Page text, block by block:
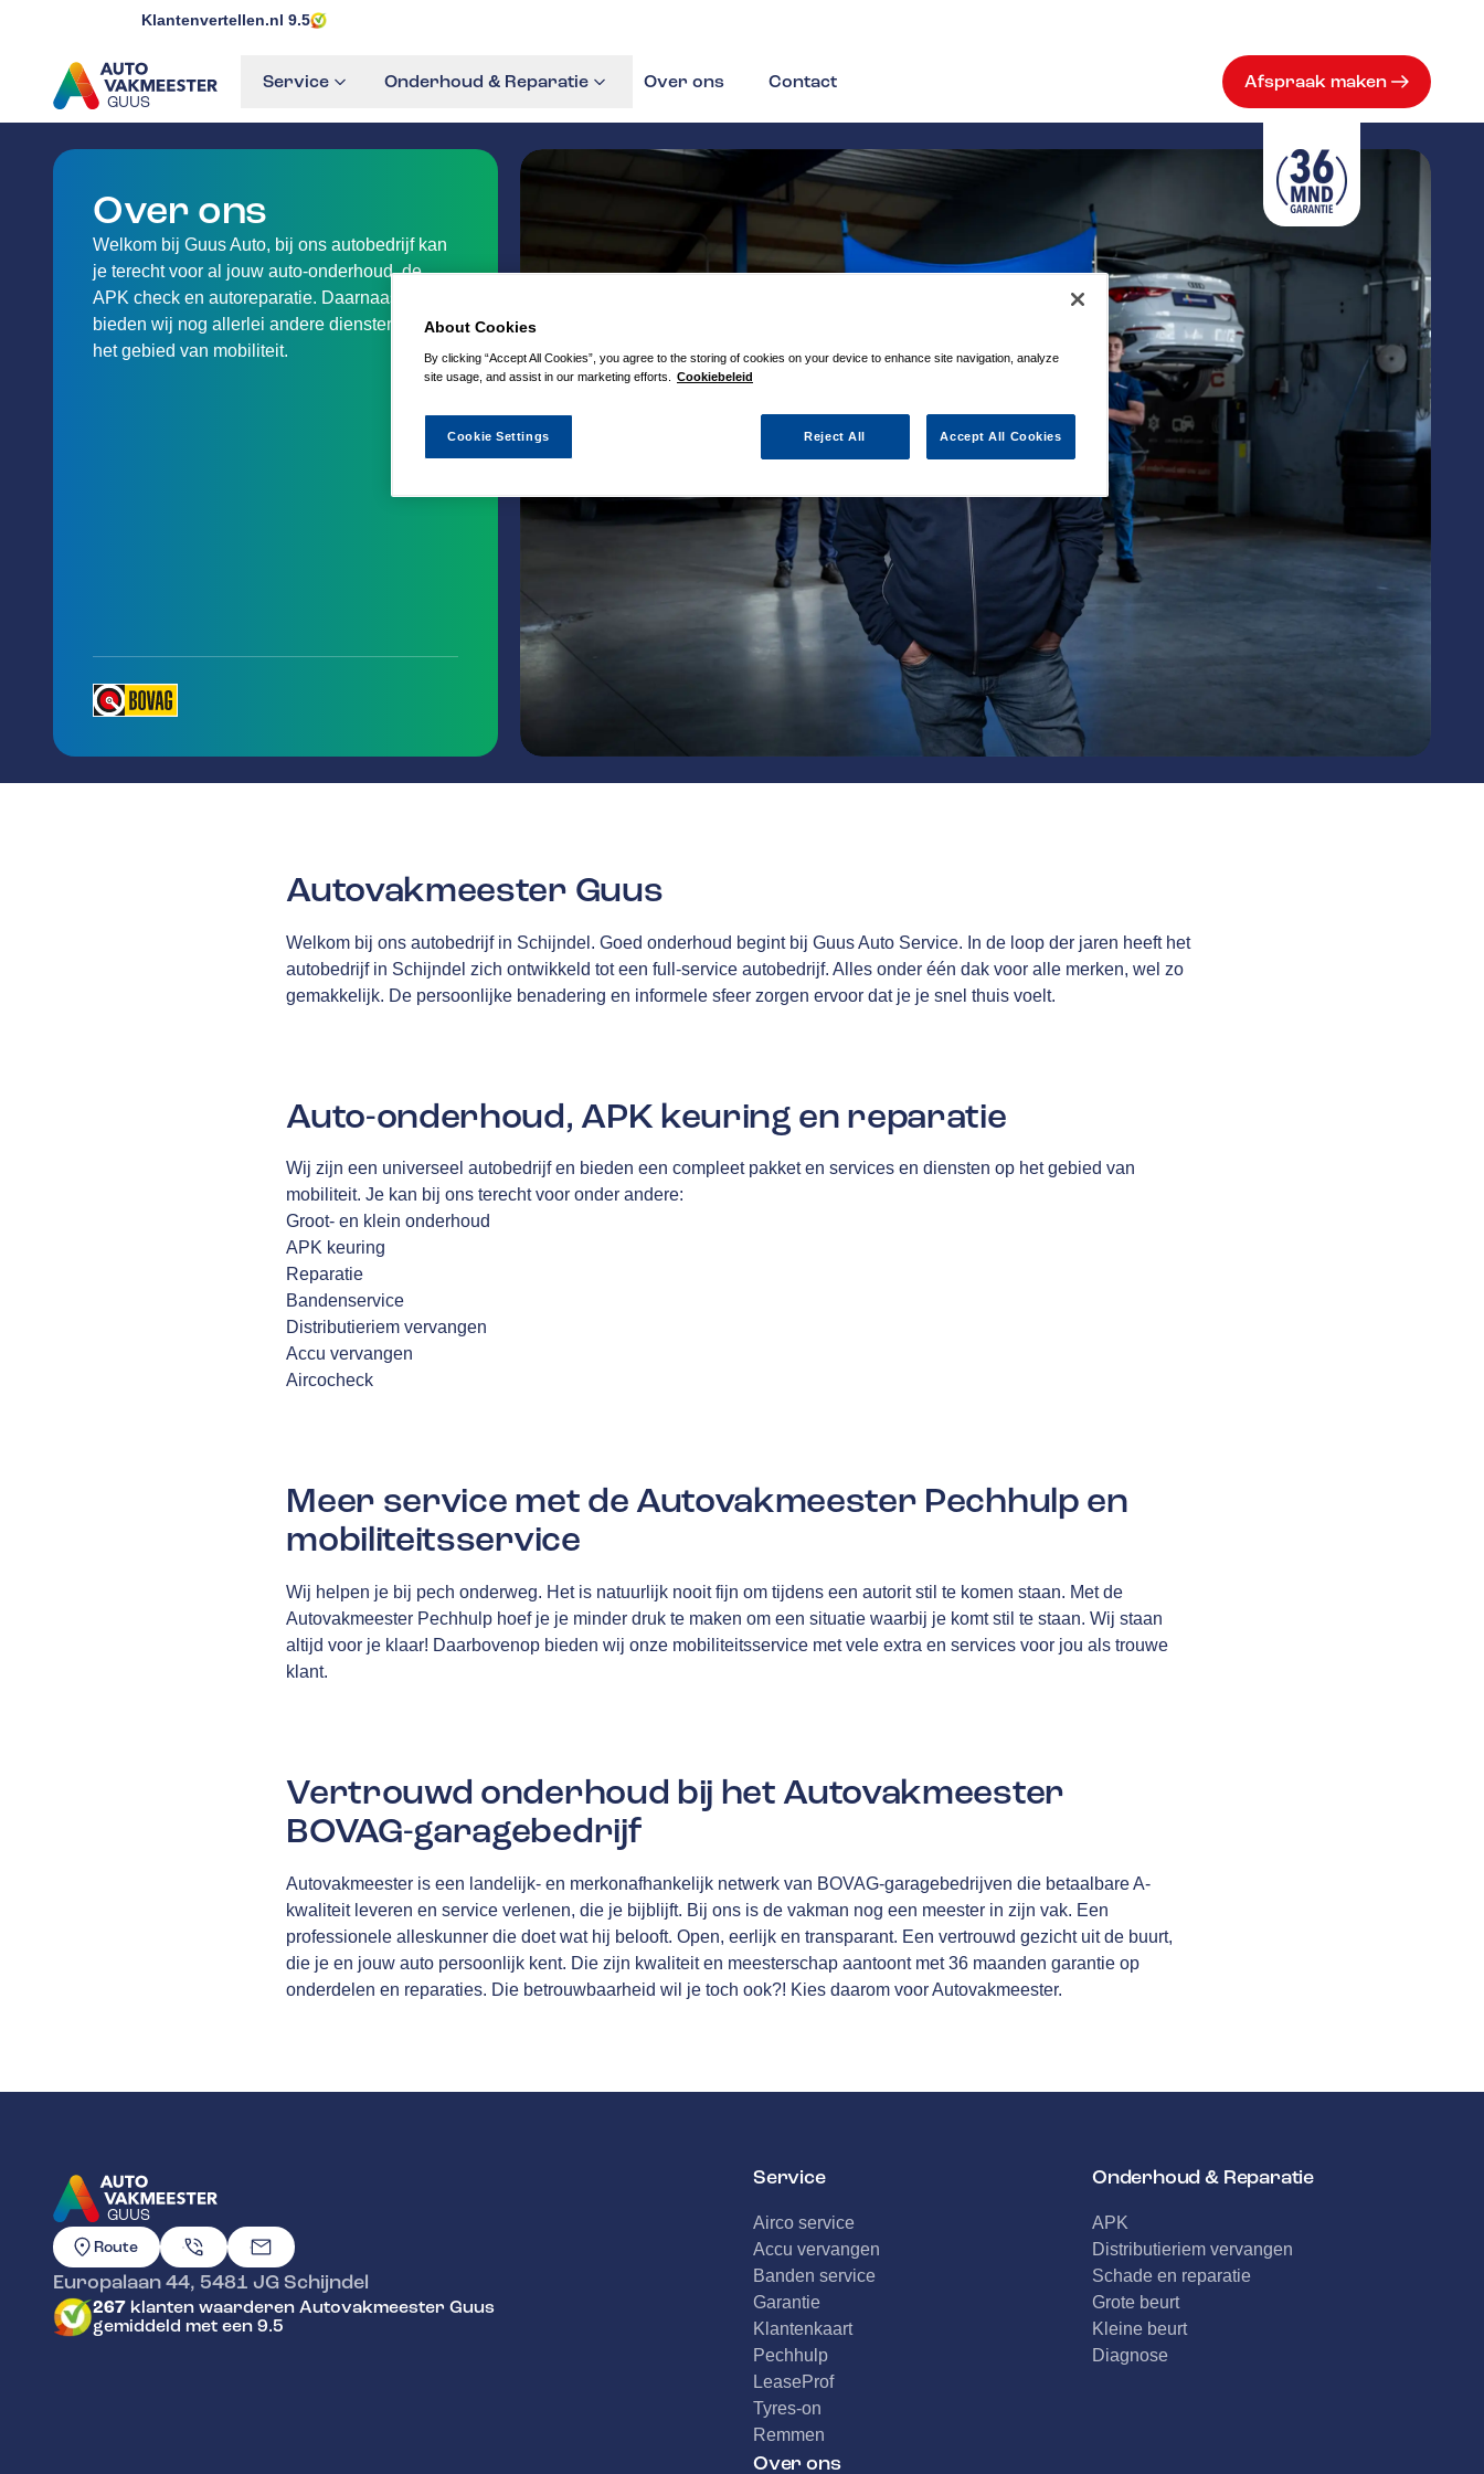
Klantenvertellen.nl 9.5
GUUS
GA NAAR DE HOMEPAGINA
Service Onderhoud & Reparatie Over ons Contact Afspraak maken
Over ons
Welkom bij Guus Auto, bij ons autobedrijf kan
je terecht voor al jouw auto-onderhoud, de
APK check en autoreparatie. Daarnaast
bieden wij nog allerlei andere diensten aan op
het gebied van mobiliteit.
Autovakmeester Guus
Welkom bij ons autobedrijf in Schijndel. Goed onderhoud begint bij Guus Auto Service. In de loop der jaren heeft het
autobedrijf in Schijndel zich ontwikkeld tot een full-service autobedrijf. Alles onder één dak voor alle merken, wel zo
gemakkelijk. De persoonlijke benadering en informele sfeer zorgen ervoor dat je je snel thuis voelt.
Auto-onderhoud, APK keuring en reparatie
Wij zijn een universeel autobedrijf en bieden een compleet pakket en services en diensten op het gebied van
mobiliteit. Je kan bij ons terecht voor onder andere:
Groot- en klein onderhoud
APK keuring
Reparatie
Bandenservice
Distributieriem vervangen
Accu vervangen
Aircocheck
Meer service met de Autovakmeester Pechhulp en
mobiliteitsservice
Wij helpen je bij pech onderweg. Het is natuurlijk nooit fijn om tijdens een autorit stil te komen staan. Met de
Autovakmeester Pechhulp hoef je je minder druk te maken om een situatie waarbij je komt stil te staan. Wij staan
altijd voor je klaar! Daarbovenop bieden wij onze mobiliteitsservice met vele extra en services voor jou als trouwe
klant.
Vertrouwd onderhoud bij het Autovakmeester
BOVAG-garagebedrijf
Autovakmeester is een landelijk- en merkonafhankelijk netwerk van BOVAG-garagebedrijven die betaalbare A-
kwaliteit leveren en service verlenen, die je bijblijft. Bij ons is de vakman nog een meester in zijn vak. Een
professionele alleskunner die doet wat hij belooft. Open, eerlijk en transparant. Een vertrouwd gezicht uit de buurt,
die je en jouw auto persoonlijk kent. Die zijn kwaliteit en meesterschap aantoont met36 maanden garantie op
onderdelen en reparaties. Die betrouwbaarheid wil je toch ook?! Kies daarom voor Autovakmeester.
GUUS
GA NAAR DE HOMEPAGINA
Route
Europalaan 44, 5481 JGSchijndel
267 klanten waarderen Autovakmeester Guus
gemiddeld met een 9.5
Service
Airco service
Accu vervangen
Banden service
Garantie
Klantenkaart
Pechhulp
LeaseProf
Tyres-on
Remmen
Onderhoud & Reparatie
APK
Distributieriem vervangen
Schade en reparatie
Grote beurt
Kleine beurt
Diagnose
Over ons
About Cookies
By clicking “Accept All Cookies”, you agree to the storing of cookies on your device to enhance site navigation, analyze
site usage, and assist in our marketing efforts.
Cookiebeleid
Reject All Accept All Cookies
Cookie Settings